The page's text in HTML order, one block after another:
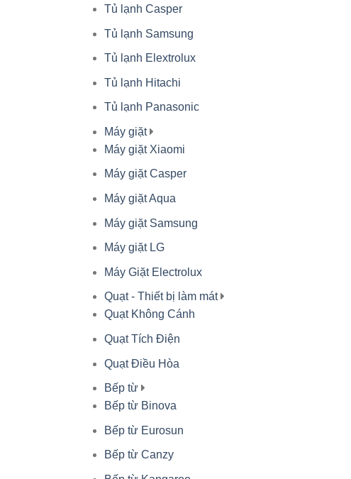
Tủ lạnh Casper
Tủ lạnh Samsung
Tủ lạnh Elextrolux
Tủ lạnh Hitachi
Tủ lạnh Panasonic
Máy giặt
Máy giặt Xiaomi
Máy giặt Casper
Máy giặt Aqua
Máy giặt Samsung
Máy giặt LG
Máy Giặt Electrolux
Quạt - Thiết bị làm mát
Quạt Không Cánh
Quạt Tích Điện
Quạt Điều Hòa
Bếp từ
Bếp từ Binova
Bếp từ Eurosun
Bếp từ Canzy